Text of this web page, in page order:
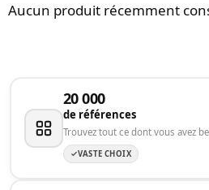
Aucun produit récemment
20 000
de références
Trouvez tout ce dont vous avez
VASTE CHOIX